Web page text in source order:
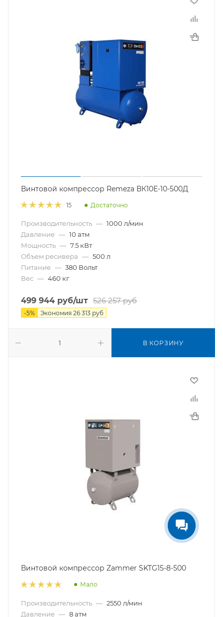
Винтовой компрессор Remeza ВК10Е-10-500Д
15 Достаточно
Производительность — 1000 л/мин
Давление — 10 атм
Мощность — 7.5 кВт
Объем ресивера — 500 л
Питание — 380 Вольт
Вес — 460 кг
499 944 руб/шт 526 257руб
-5% Экономия 26 313 руб
В КОРЗИНУ
Винтовой компрессор Zammer SKTG15-8-500
Мало
Производительность — 2550 л/мин
Давление — 8 атм